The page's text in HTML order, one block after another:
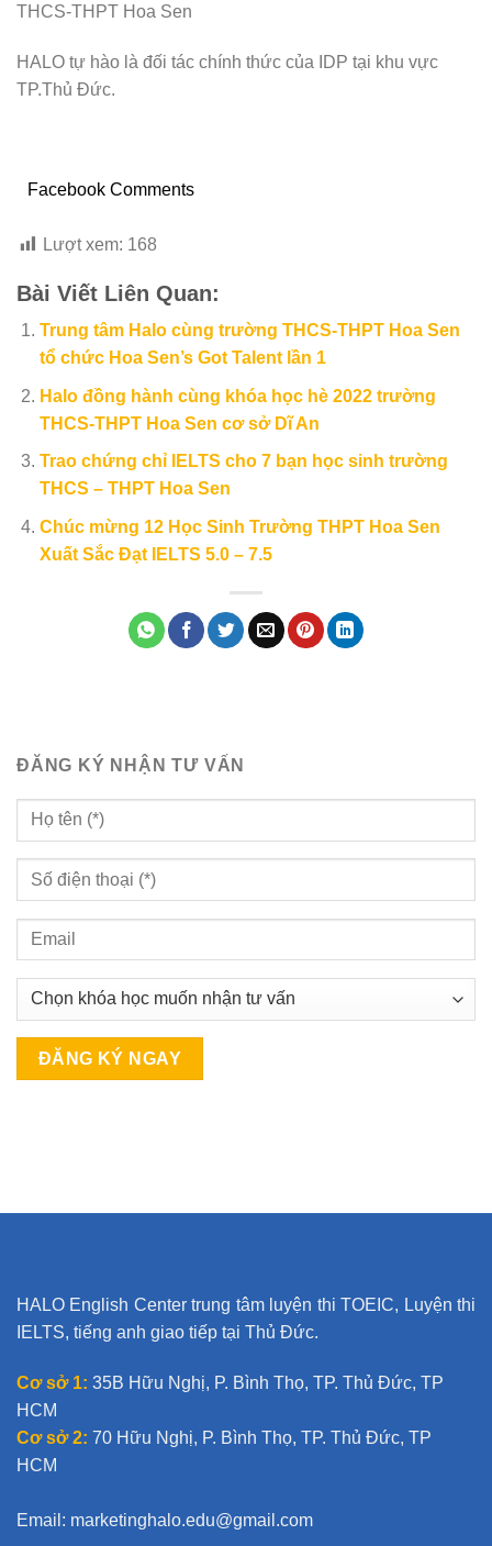
THCS-THPT Hoa Sen
HALO tự hào là đối tác chính thức của IDP tại khu vực
TP.Thủ Đức.
Facebook Comments
Lượt xem: 168
Bài Viết Liên Quan:
Trung tâm Halo cùng trường THCS-THPT Hoa Sen
tổ chức Hoa Sen’s Got Talent lần 1
Halo đồng hành cùng khóa học hè 2022 trường
THCS-THPT Hoa Sen cơ sở Dĩ An
Trao chứng chỉ IELTS cho 7 bạn học sinh trường
THCS – THPT Hoa Sen
Chúc mừng 12 Học Sinh Trường THPT Hoa Sen
Xuất Sắc Đạt IELTS 5.0 – 7.5
ĐĂNG KÝ NHẬN TƯ VẤN
HALO English Center trung tâm luyện thi TOEIC, Luyện thi
IELTS, tiếng anh giao tiếp tại Thủ Đức.
Cơ sở 1: 35B Hữu Nghị, P. Bình Thọ, TP. Thủ Đức, TP
HCM
Cơ sở 2: 70 Hữu Nghị, P. Bình Thọ, TP. Thủ Đức, TP
HCM
Email: marketinghalo.edu@gmail.com